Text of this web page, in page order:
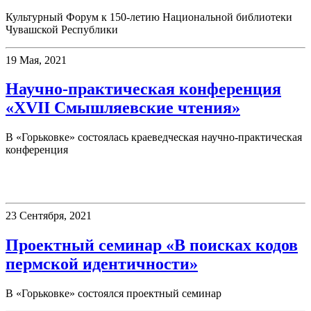
Культурный Форум к 150-летию Национальной библиотеки
Чувашской Республики
19 Мая, 2021
Научно-практическая конференция
«XVII Смышляевские чтения»
В «Горьковке» состоялась краеведческая научно-практическая
конференция
23 Сентября, 2021
Проектный семинар «В поисках кодов
пермской идентичности»
В «Горьковке» состоялся проектный семинар